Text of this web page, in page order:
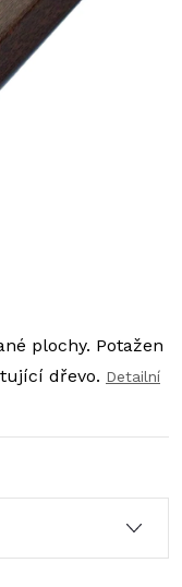
plochy. Potažen
dřevo. Detailní